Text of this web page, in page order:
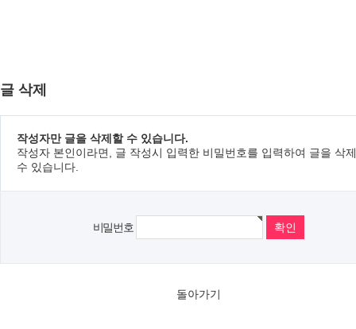
글 삭제
작성자만 글을 삭제할 수 있습니다.
작성자 본인이라면, 글 작성시 입력한 비밀번호를 입력하여 글을 삭
수 있습니다.
비밀번호
돌아가기